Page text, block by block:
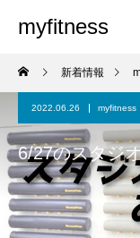
myfitness
新着情報
2022.06.26 myfitness
6/27のスタジ